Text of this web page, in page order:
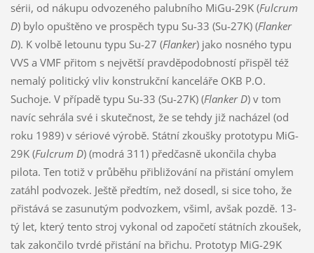
sérii, od nákupu odvozeného palubního MiGu-29K (Fulcrum
D) bylo opuštěno ve prospěch typu Su-33 (Su-27K) (Flanker
D). K volbě letounu typu Su-27 (Flanker) jako nosného typu
VVS a VMF přitom s největší pravděpodobností přispěl též
nemalý politický vliv konstrukční kanceláře OKB P.O.
Suchoje. V případě typu Su-33 (Su-27K) (Flanker D) v tom
navíc sehrála své i skutečnost, že se tehdy již nacházel (od
roku 1989) v sériové výrobě. Státní zkoušky prototypu MiG-
29K (Fulcrum D) (modrá 311) předčasně ukončila chyba
pilota. Ten totiž v průběhu přibližování na přistání omylem
zatáhl podvozek. Ještě předtím, než dosedl, si sice toho, že
přistává se zasunutým podvozkem, všiml, avšak pozdě. 13-
tý let, který tento stroj vykonal od započetí státních zkoušek,
tak zakončilo tvrdé přistání na břichu. Prototyp MiG-29K